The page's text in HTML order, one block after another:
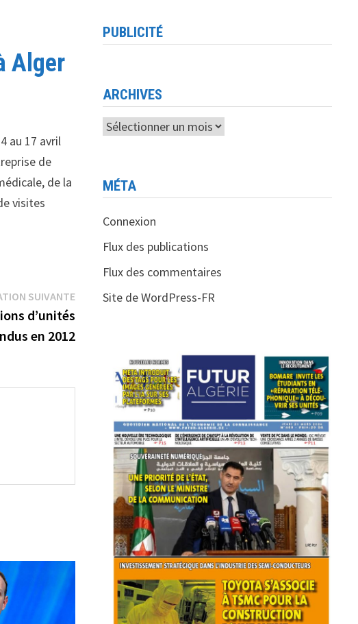
Alger
au 17 avril
de
de la
visites
SUIVANTEPublication
suivante :
d’unités
en 2012
PUBLICITÉ
ARCHIVES
Archives
MÉTA
Connexion
Flux des publications
Flux des commentaires
Site de WordPress-FR